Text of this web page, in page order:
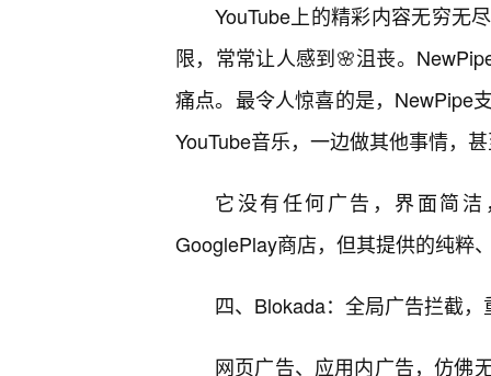
YouTube上的精彩内容无穷无
限，常常让人感到🌸沮丧。
痛点。最令人惊喜的是，NewPipe
YouTube音乐，一边做其他事情，
它没有任何广告，界面简
GooglePlay商店，但其提供的纯粹
四、Blokada：全局广告拦截
网页广告、应用内广告，仿佛